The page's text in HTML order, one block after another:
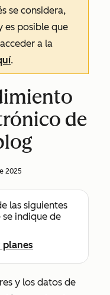
se considera,
es posible que
a la
.
de
2025
las siguientes
se indique de
planes
y los datos de